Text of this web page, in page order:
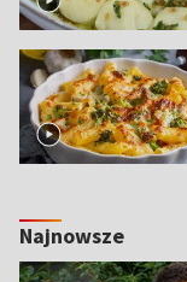
Najnowsze